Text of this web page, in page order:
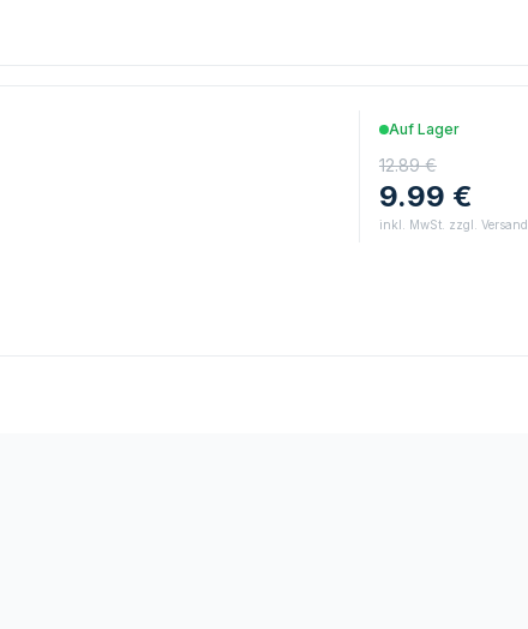
Auf Lager
12.89 €
9.99 €
inkl. MwSt. zzgl. Versand